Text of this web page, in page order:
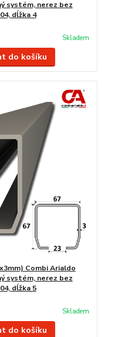
systém, nerez bez
dĺžka 4
Skladem
do košíku
Combi Arialdo
systém, nerez bez
dĺžka 5
Skladem
do košíku